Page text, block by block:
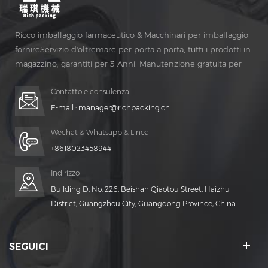
Ricco imballaggio farmaceutico & Macchinari per imballaggio
fornireServizio d'oltremare per porta a porta, tutti i prodotti in
magazzino, garantiti per 3 Anni! Manutenzione gratuita per
Contatto e consulenza
E-mail : manager@richpacking.cn
Wechat & Whatsapp & Linea
+8618023458944
Indirizzo
Building D, No. 226, Beishan Qiaotou Street, Haizhu
District, Guangzhou City, Guangdong Province, China
SEGUICI